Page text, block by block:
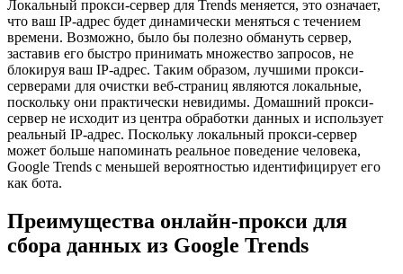
Локальный прокси-сервер для Trends меняется, это означает,
что ваш IP-адрес будет динамически меняться с течением
времени. Возможно, было бы полезно обмануть сервер,
заставив его быстро принимать множество запросов, не
блокируя ваш IP-адрес. Таким образом, лучшими прокси-
серверами для очистки веб-страниц являются локальные,
поскольку они практически невидимы. Домашний прокси-
сервер не исходит из центра обработки данных и использует
реальный IP-адрес. Поскольку локальный прокси-сервер
может больше напоминать реальное поведение человека,
Google Trends с меньшей вероятностью идентифицирует его
как бота.
Преимущества онлайн-прокси для
сбора данных из Google Trends